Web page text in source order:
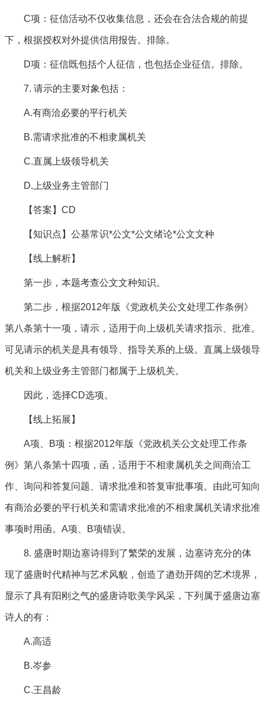
C项：征信活动不仅收集信息，还会在合法合规的前提
下，根据授权对外提供信用报告。排除。
D项：征信既包括个人征信，也包括企业征信。排除。
7. 请示的主要对象包括：
A.有商洽必要的平行机关
B.需请求批准的不相隶属机关
C.直属上级领导机关
D.上级业务主管部门
【答案】CD
【知识点】公基常识*公文*公文绪论*公文文种
【线上解析】
第一步，本题考查公文文种知识。
第二步，根据2012年版《党政机关公文处理工作条例》
第八条第十一项，请示，适用于向上级机关请求指示、批准。
可见请示的机关是具有领导、指导关系的上级。直属上级领导
机关和上级业务主管部门都属于上级机关。
因此，选择CD选项。
【线上拓展】
A项、B项：根据2012年版《党政机关公文处理工作条
例》第八条第十四项，函，适用于不相隶属机关之间商洽工
作、询问和答复问题、请求批准和答复审批事项。由此可知向
有商洽必要的平行机关和需请求批准的不相隶属机关请求批准
事项时用函。A项、B项错误。
8. 盛唐时期边塞诗得到了繁荣的发展，边塞诗充分的体
现了盛唐时代精神与艺术风貌，创造了遒劲开阔的艺术境界，
显示了具有阳刚之气的盛唐诗歌美学风采，下列属于盛唐边塞
诗人的有：
A.高适
B.岑参
C.王昌龄